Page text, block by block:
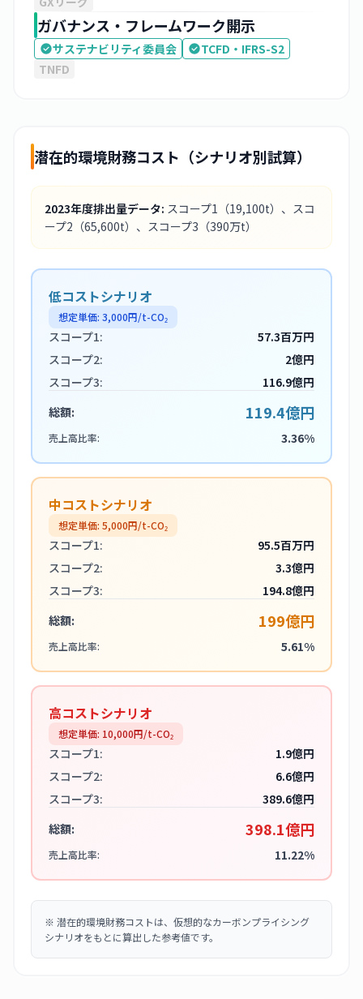
ガバナンス・フレームワーク開示
サステナビリティ委員会
TCFD・IFRS-S2
TNFD
潜在的環境財務コスト（シナリオ別試算）
2023年度排出量データ: スコープ1 （19,100t） 、スコ
ープ2 （65,600t） 、スコープ3 （390万t）
低コストシナリオ
想定単価: 3,000円/t-CO₂
スコープ1:
57.3百万円
スコープ2:
2億円
スコープ3:
116.9億円
総額:
119.4億円
売上高比率: 3.36%
中コストシナリオ
想定単価: 5,000円/t-CO₂
スコープ1:
95.5百万円
スコープ2:
3.3億円
スコープ3:
194.8億円
総額:
199億円
売上高比率: 5.61%
高コストシナリオ
想定単価: 10,000円/t-CO₂
スコープ1:
1.9億円
スコープ2:
6.6億円
スコープ3:
389.6億円
総額:
398.1億円
売上高比率: 11.22%
※ 潜在的環境財務コストは、仮想的なカーボンプライシング
シナリオをもとに算出した参考値です。